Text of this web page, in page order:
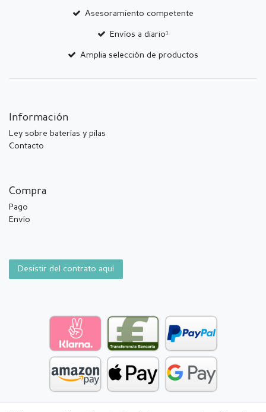
Asesoramiento competente
Envíos a diario¹
Amplia selección de productos
Información
Ley sobre baterías y pilas
Contacto
Compra
Pago
Envío
Desistir del contrato aquí